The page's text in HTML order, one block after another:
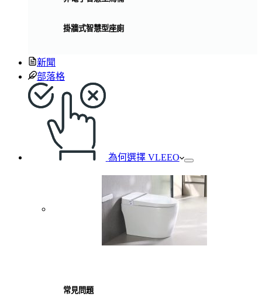
掛牆式智慧型座廁
新聞
部落格
為何選擇 VLEEO
常見問題